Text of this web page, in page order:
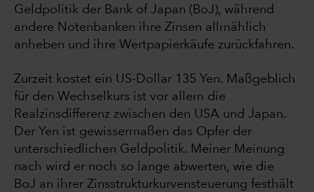
Geldpolitik der Bank of Japan (BoJ), während
andere Notenbanken ihre Zinsen allmählich
anheben und ihre Wertpapierkäufe zurückfahren.
Zurzeit kostet ein US-Dollar 135 Yen. Maßgeblich
für den Wechselkurs ist vor allem die
Realzinsdifferenz zwischen den USA und Japan.
Der Yen ist gewissermaßen das Opfer der
unterschiedlichen Geldpolitik. Meiner Meinung
nach wird er noch so lange abwerten, wie die
BoJ an ihrer Zinsstrukturkurvensteuerung festhält